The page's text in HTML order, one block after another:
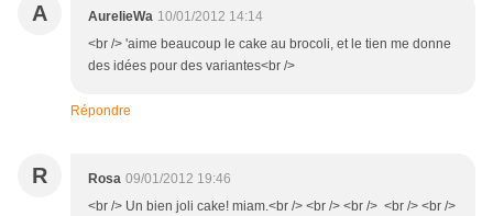
A AurelieWa 10/01/2012 14:14
<br /> 'aime beaucoup le cake au brocoli, et le tien me donne
des idées pour des variantes<br />
Répondre
R Rosa 09/01/2012 19:46
<br /> Un bien joli cake! miam.<br /> <br /> <br /> <br /> <br />